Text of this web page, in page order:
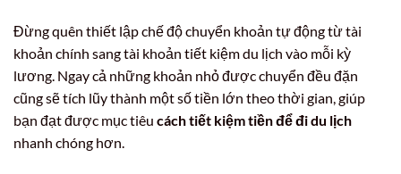
Đừng quên thiết lập chế độ chuyển khoản tự động từ tài
khoản chính sang tài khoản tiết kiệm du lịch vào mỗi kỳ
lương. Ngay cả những khoản nhỏ được chuyển đều đặn
cũng sẽ tích lũy thành một số tiền lớn theo thời gian, giúp
bạn đạt được mục tiêu cách tiết kiệm tiền để đi du lịch
nhanh chóng hơn.